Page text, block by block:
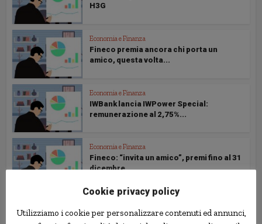
H3G
Economia e Finanza
Fineco premia ancora chi porta un
amico, questa volta...
Economia e Finanza
IWBank lancia IWPower Special:
remunerazione al 2,75%...
Economia e Finanza
Fineco: “invita un amico”, premi fino al 31
dicembre
Webank regala un iPad ai nuovi clienti
Cookie privacy policy
Utilizziamo i cookie per personalizzare contenuti ed annunci,